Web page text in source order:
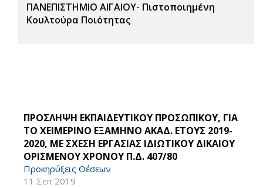
ΠΑΝΕΠΙΣΤΗΜΙΟ ΑΙΓΑΙΟΥ- Πιστοποιημένη
Κουλτούρα Ποιότητας
ΠΡΟΣΛΗΨΗ ΕΚΠΑΙΔΕΥΤΙΚΟΥ ΠΡΟΣΩΠΙΚΟΥ, ΓΙΑ
ΤΟ ΧΕΙΜΕΡΙΝΟ ΕΞΑΜΗΝΟ ΑΚΑΔ. ΕΤΟΥΣ 2019-
2020, ΜΕ ΣΧΕΣΗ ΕΡΓΑΣΙΑΣ ΙΔΙΩΤΙΚΟΥ ΔΙΚΑΙΟΥ
ΟΡΙΣΜΕΝΟΥ ΧΡΟΝΟΥ Π.Δ. 407/80
Προκηρύξεις Θέσεων
11 Σεπ 2019